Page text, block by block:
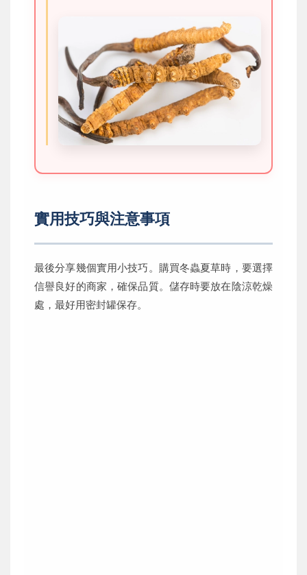
實用技巧與注意事項
最後分享幾個實用小技巧。購買冬蟲夏草時，要選擇
信譽良好的商家，確保品質。儲存時要放在陰涼乾燥
處，最好用密封罐保存。